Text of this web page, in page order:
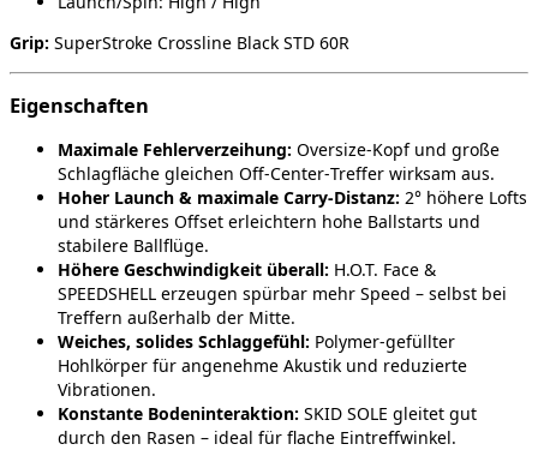
Grip: SuperStroke Crossline Black STD 60R
Eigenschaften
Maximale Fehlerverzeihung: Oversize‑Kopf und große
Schlagfläche gleichen Off‑Center‑Treffer wirksam aus.
Hoher Launch & maximale Carry‑Distanz: 2° höhere Lofts
und stärkeres Offset erleichtern hohe Ballstarts und
stabilere Ballflüge.
Höhere Geschwindigkeit überall: H.O.T. Face &
SPEEDSHELL erzeugen spürbar mehr Speed – selbst bei
Treffern außerhalb der Mitte.
Weiches, solides Schlaggefühl: Polymer‑gefüllter
Hohlkörper für angenehme Akustik und reduzierte
Vibrationen.
Konstante Bodeninteraktion: SKID SOLE gleitet gut
durch den Rasen – ideal für flache Eintreffwinkel.